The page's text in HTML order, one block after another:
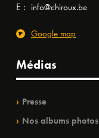
E : info@chiroux.be
Google map
Médias
Presse
Nos albums photos